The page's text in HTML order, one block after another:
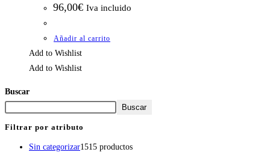
96,00€ Iva incluido
Añadir al carrito
Add to Wishlist
Add to Wishlist
Buscar
Buscar
Filtrar por atributo
Sin categorizar1515 productos